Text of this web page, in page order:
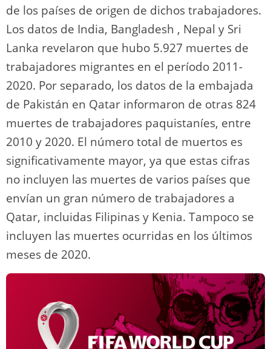
de los países de origen de dichos trabajadores.
Los datos de India, Bangladesh , Nepal y Sri
Lanka revelaron que hubo 5.927 muertes de
trabajadores migrantes en el período 2011-
2020. Por separado, los datos de la embajada
de Pakistán en Qatar informaron de otras 824
muertes de trabajadores paquistaníes, entre
2010 y 2020. El número total de muertos es
significativamente mayor, ya que estas cifras
no incluyen las muertes de varios países que
envían un gran número de trabajadores a
Qatar, incluidas Filipinas y Kenia. Tampoco se
incluyen las muertes ocurridas en los últimos
meses de 2020.